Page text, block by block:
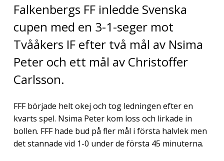
Falkenbergs FF inledde Svenska
cupen med en 3-1-seger mot
Tvååkers IF efter två mål av Nsima
Peter och ett mål av Christoffer
Carlsson.
FFF började helt okej och tog ledningen efter en
kvarts spel. Nsima Peter kom loss och lirkade in
bollen. FFF hade bud på fler mål i första halvlek men
det stannade vid 1-0 under de första 45 minuterna.